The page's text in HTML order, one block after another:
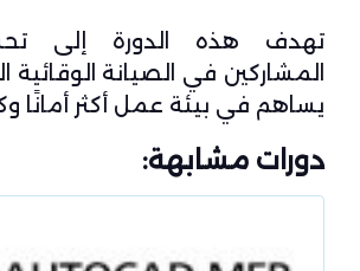
تهدف هذه الدورة إلى
المشاركين في الصيانة الوقائية
يساهم في بيئة عمل أكثر أمانًا
دورات مشابهة: